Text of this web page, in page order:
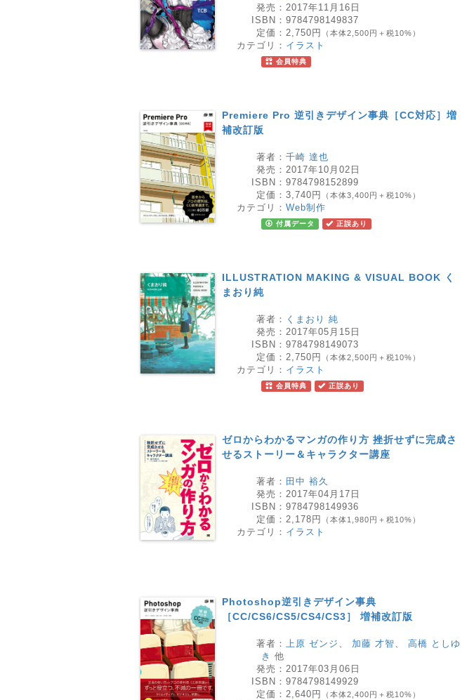
発売： 2017年11月16日
ISBN： 9784798149837
定価： 2,750円 （本体2,500円＋税10%）
カテゴリ： イラスト
会員特典
Premiere Pro 逆引きデザイン事典［CC対応］増
補改訂版
著者： 千崎 達也
発売： 2017年10月02日
ISBN： 9784798152899
定価： 3,740円 （本体3,400円＋税10%）
カテゴリ： Web制作
付属データ 正誤あり
ILLUSTRATION MAKING & VISUAL BOOK く
まおり純
著者： くまおり 純
発売： 2017年05月15日
ISBN： 9784798149073
定価： 2,750円 （本体2,500円＋税10%）
カテゴリ： イラスト
会員特典 正誤あり
ゼロからわかるマンガの作り方 挫折せずに完成さ
せるストーリー＆キャラクター講座
著者： 田中 裕久
発売： 2017年04月17日
ISBN： 9784798149936
定価： 2,178円 （本体1,980円＋税10%）
カテゴリ： イラスト
Photoshop逆引きデザイン事典
［CC/CS6/CS5/CS4/CS3］ 増補改訂版
著者： 上原 ゼンジ 、 加藤 才智、 高橋 としゆ
き 他
発売： 2017年03月06日
ISBN： 9784798149929
定価： 2,640円 （本体2,400円＋税10%）